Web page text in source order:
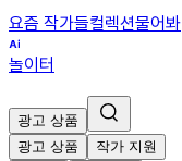
요즘 작가들컬렉션물어봐
놀이터
광고 상품
광고 상품
작가 지원